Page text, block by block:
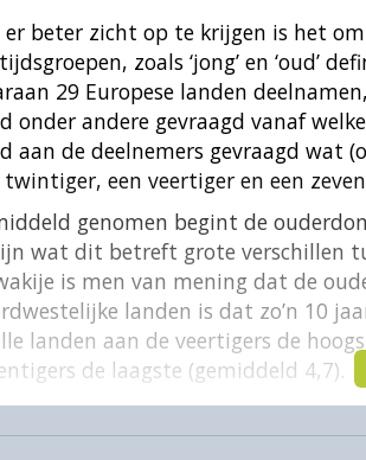
er beter zicht op te krijgen is het
zoals ‘jong’ en ‘oud’
29 Europese landen
onder andere gevraagd vanaf
aan de deelnemers gevraagd wat
twintiger, een veertiger en een
genomen begint de
wat dit betreft grote verschillen
is men van mening dat de
landen is dat zo’n 10
landen aan de veertigers de
de laagste (gemiddeld 4,7).